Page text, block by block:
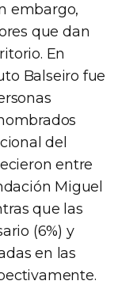
embargo,
que dan
En
Balseiro fue
del
entre
Miguel
que las
(6%) y
en las